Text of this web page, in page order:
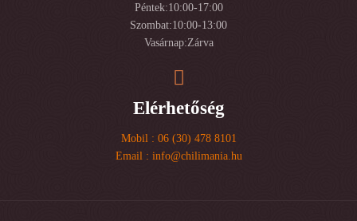
Péntek:10:00-17:00
Szombat:10:00-13:00
Vasárnap:Zárva
Elérhetőség
Mobil : 06 (30) 478 8101
Email : info@chilimania.hu